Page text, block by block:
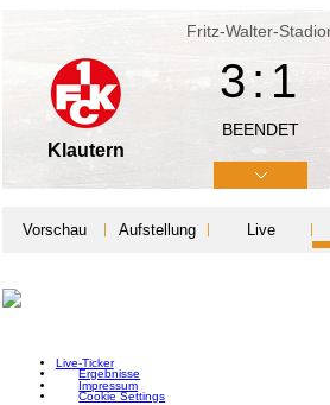
Fritz-Walter-
Klautern
3:1
BEENDET
Vorschau Aufstellung Live
Live-Ticker
Ergebnisse
Impressum
Cookie Settings